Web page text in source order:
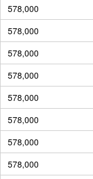
578,000
578,000
578,000
578,000
578,000
578,000
578,000
578,000